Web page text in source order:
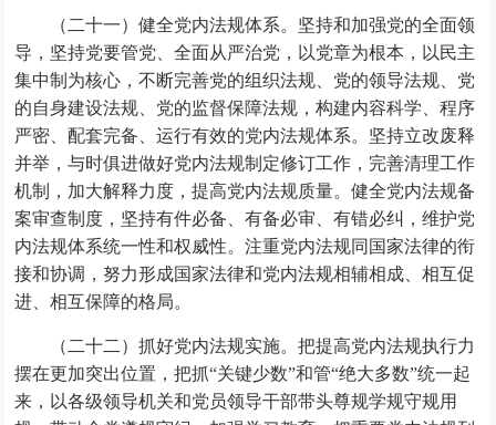
（二十一）健全党内法规体系。坚持和加强党的全面领
导，坚持党要管党、全面从严治党，以党章为根本，以民主
集中制为核心，不断完善党的组织法规、党的领导法规、党
的自身建设法规、党的监督保障法规，构建内容科学、程序
严密、配套完备、运行有效的党内法规体系。坚持立改废释
并举，与时俱进做好党内法规制定修订工作，完善清理工作
机制，加大解释力度，提高党内法规质量。健全党内法规备
案审查制度，坚持有件必备、有备必审、有错必纠，维护党
内法规体系统一性和权威性。注重党内法规同国家法律的衔
接和协调，努力形成国家法律和党内法规相辅相成、相互促
进、相互保障的格局。
（二十二）抓好党内法规实施。把提高党内法规执行力
摆在更加突出位置，把抓“关键少数”和管“绝大多数”统一起
来，以各级领导机关和党员领导干部带头尊规学规守规用